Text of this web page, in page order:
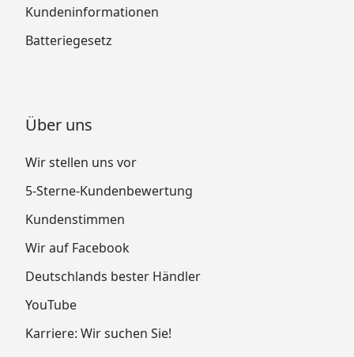
Kundeninformationen
Batteriegesetz
Über uns
Wir stellen uns vor
5-Sterne-Kundenbewertung
Kundenstimmen
Wir auf Facebook
Deutschlands bester Händler
YouTube
Karriere: Wir suchen Sie!